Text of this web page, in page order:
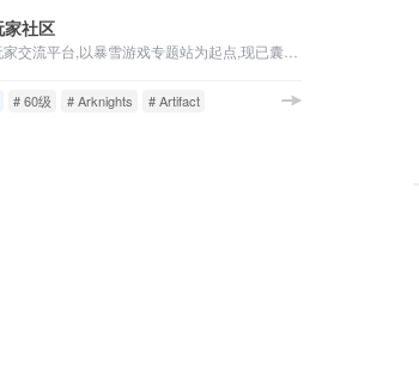
家社区
# 60级 # Arknights # Artifact